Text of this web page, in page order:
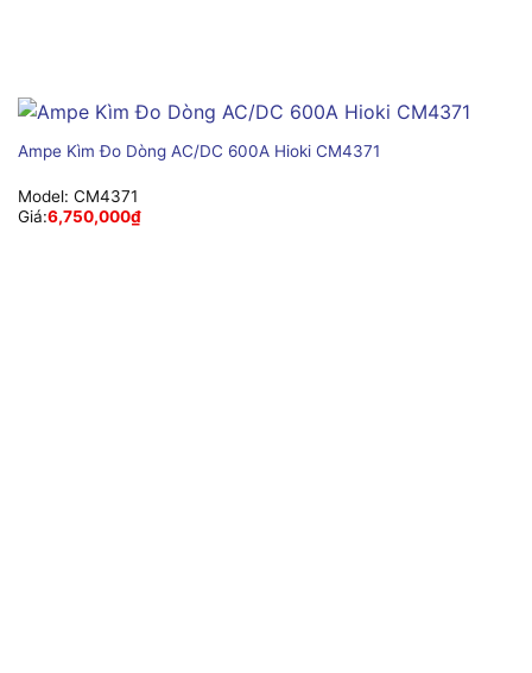
Ampe Kìm Đo Dòng AC/DC 600A Hioki CM4371
Model: CM4371
Giá:6,750,000₫